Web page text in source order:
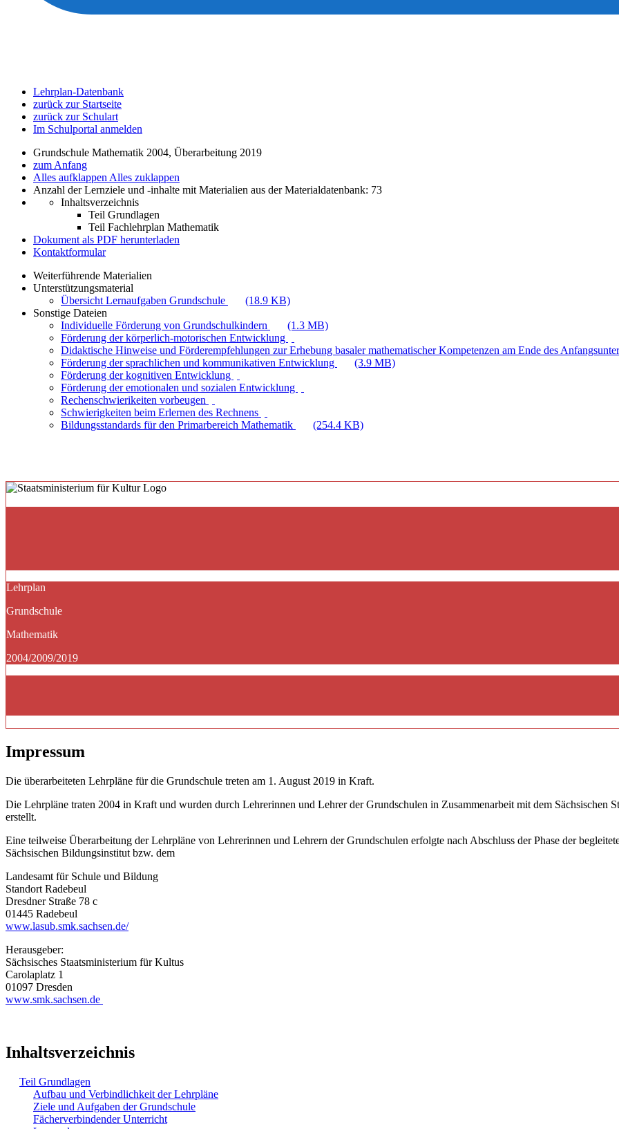
Lehrplan-Datenbank
zurück zur Startseite
zurück zur Schulart
Im Schulportal anmelden
Grundschule Mathematik 2004, Überarbeitung 2019
zum Anfang
Alles aufklappen Alles zuklappen
Anzahl der Lernziele und -inhalte mit Materialien aus der Materialdatenbank: 73
Inhaltsverzeichnis
Teil Grundlagen
Teil Fachlehrplan Mathematik
Dokument als PDF herunterladen
Kontaktformular
Weiterführende Materialien
Unterstützungsmaterial
Übersicht Lernaufgaben Grundschule
(18.9 KB)
Sonstige Dateien
Individuelle Förderung von Grundschulkindern
(1.3 MB)
Förderung der körperlich-motorischen Entwicklung
Didaktische Hinweise und Förderempfehlungen zur Erhebung basaler mathematischer Kompetenzen am Ende des
Förderung der sprachlichen und kommunikativen Entwicklung
(3.9 MB)
Förderung der kognitiven Entwicklung
Förderung der emotionalen und sozialen Entwicklung
Rechenschwierikeiten vorbeugen
Schwierigkeiten beim Erlernen des Rechnens
Bildungsstandards für den Primarbereich Mathematik
(254.4 KB)
Lehrplan
Grundschule
Mathematik
2004/2009/2019
Impressum
Die überarbeiteten Lehrpläne für die Grundschule treten am 1. August 2019 in Kraft.
Die Lehrpläne traten 2004 in Kraft und wurden durch Lehrerinnen und Lehrer der Grundschulen in Zusammenarbeit mit dem
erstellt.
Eine teilweise Überarbeitung der Lehrpläne von Lehrerinnen und Lehrern der Grundschulen erfolgte nach Abschluss der Phase der
Sächsischen Bildungsinstitut bzw. dem
Landesamt für Schule und Bildung
Standort Radebeul
Dresdner Straße 78 c
01445 Radebeul
www.lasub.smk.sachsen.de/
Herausgeber:
Sächsisches Staatsministerium für Kultus
Carolaplatz 1
01097 Dresden
www.smk.sachsen.de
Inhaltsverzeichnis
Teil Grundlagen
Aufbau und Verbindlichkeit der Lehrpläne
Ziele und Aufgaben der Grundschule
Fächerverbindender Unterricht